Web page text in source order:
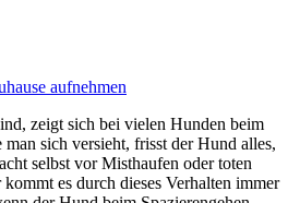
aufnehmen
zeigt sich bei vielen Hunden beim
man sich versieht, frisst der Hund alles,
selbst vor Misthaufen oder toten
es durch dieses Verhalten immer